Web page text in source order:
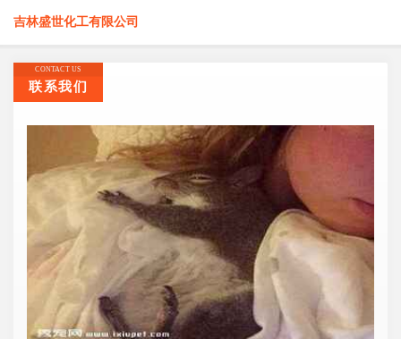
吉林盛世化工有限公司
CONTACT US
联系我们